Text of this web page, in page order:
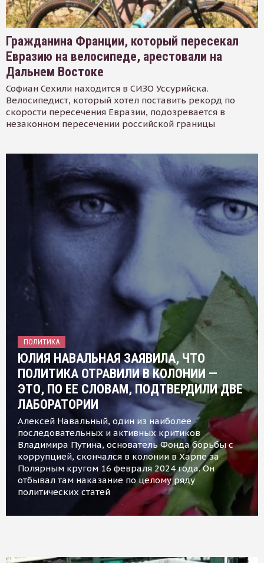
Гражданина Франции, который пересекал
Евразию на велосипеде, арестовали на
Дальнем Востоке
Софиан Сехили находится в СИЗО Уссурийска.
Велосипедист, который хотел поставить рекорд по
скорости пересечения Евразии, подозревается в
незаконном пересечении российской границы
ПОЛИТИКА
ЮЛИЯ НАВАЛЬНАЯ ЗАЯВИЛА, ЧТО
ПОЛИТИКА ОТРАВИЛИ В КОЛОНИИ —
ЭТО, ПО ЕЕ СЛОВАМ, ПОДТВЕРДИЛИ ДВЕ
ЛАБОРАТОРИИ
Алексей Навальный, один из наиболее
последовательных и активных критиков
Владимира Путина, основатель Фонда борьбы с
коррупцией, скончался в колонии в Харпе за
Полярным кругом 16 февраля 2024 года. Он
отбывал там наказание по целому ряду
политических статей